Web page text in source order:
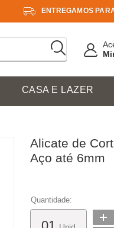
ENTREGAMOS
CASA E LAZER
Alicate de
Aço até 6mm
Quantidade: